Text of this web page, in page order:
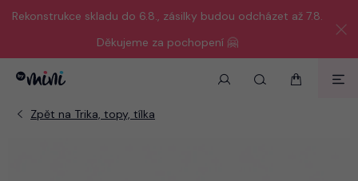
Rekonstrukce skladu do 6.8., zásilky budou odcházet až 7.8.
Děkujeme za pochopení 🤗